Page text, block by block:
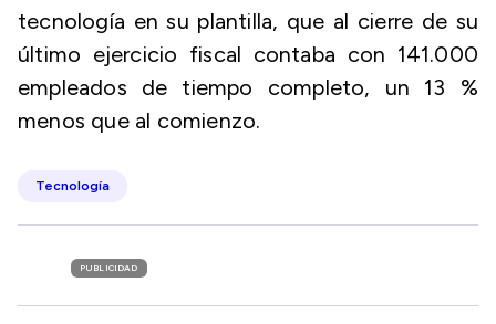
tecnología en su plantilla, que al cierre de su
último ejercicio fiscal contaba con 141.000
empleados de tiempo completo, un 13 %
menos que al comienzo.
Tecnología
PUBLICIDAD